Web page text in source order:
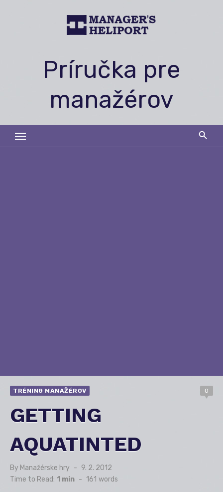
Príručka pre
manažérov
TRÉNING MANAŽÉROV 0
GETTING
AQUATINTED
By Manažérske hry
Posted
on
9. 2. 2012
Time to Read: 1 min - 161 words